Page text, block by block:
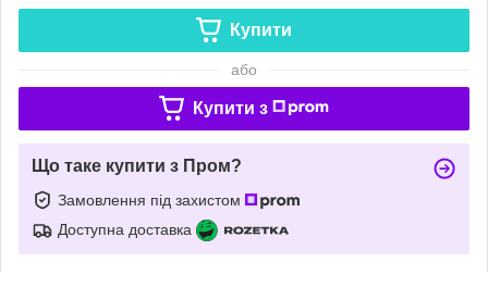
Купити
або
Купити з
Що таке купити з Пром?
Замовлення під захистом
Доступна доставка